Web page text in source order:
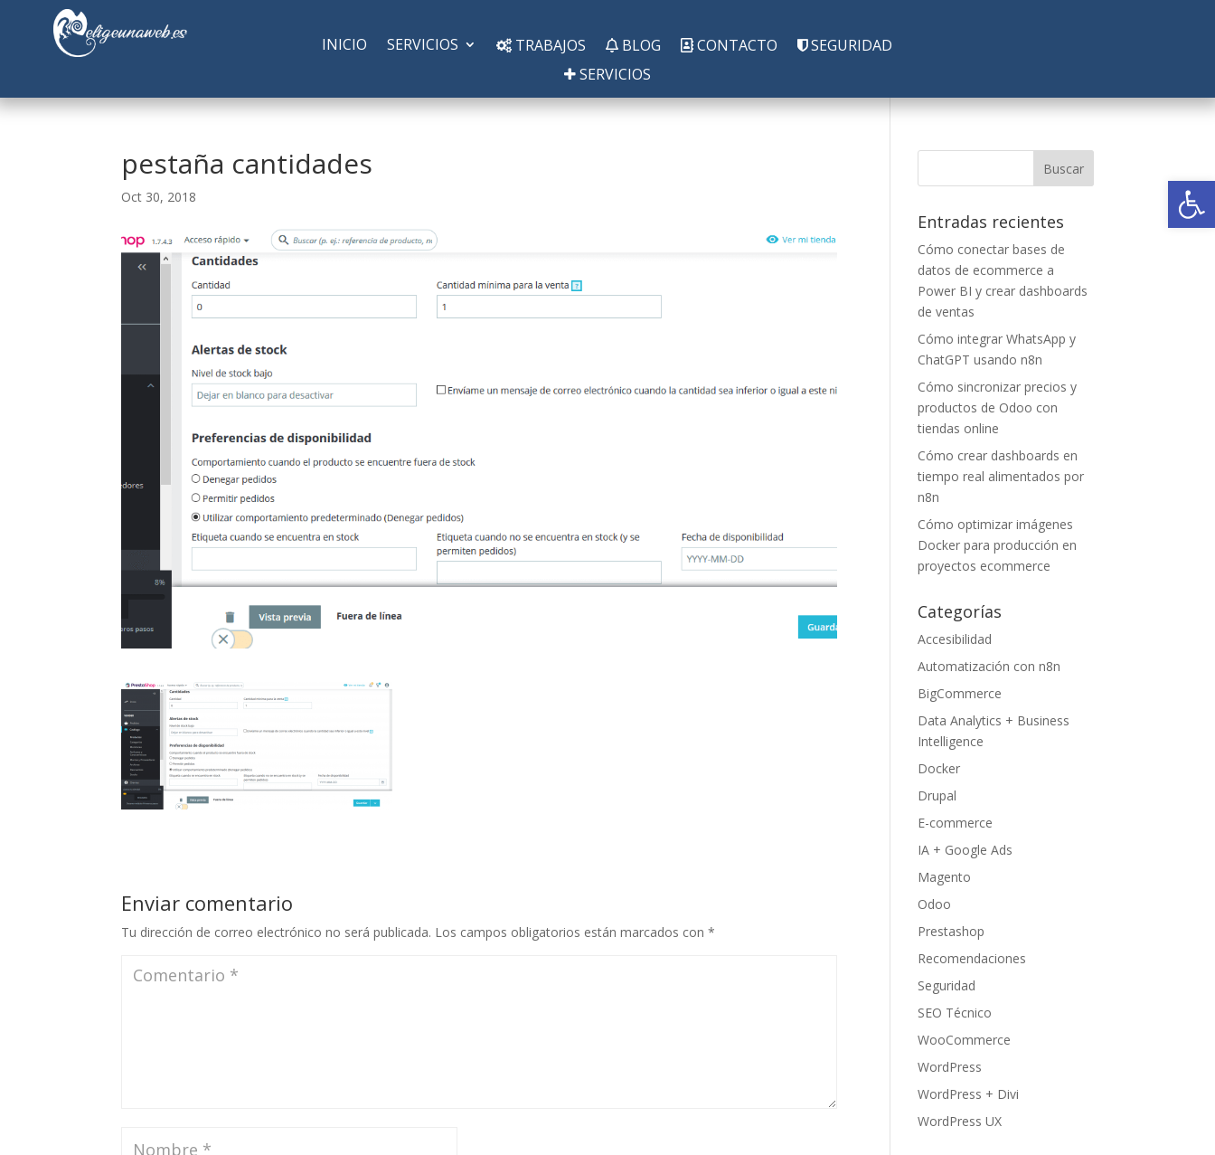
INICIO SERVICIOS TRABAJOS BLOG CONTACTO
SEGURIDAD
SERVICIOS
pestaña cantidades
Oct 30, 2018
Enviar comentario
Tu dirección de correo electrónico no será publicada. Los campos obligatorios están marcados con*
Entradas recientes
Cómo conectar bases de
datos de ecommerce a
Power BI y crear dashboards
de ventas
Cómo integrar WhatsApp y
ChatGPT usando n8n
Cómo sincronizar precios y
productos de Odoo con
tiendas online
Cómo crear dashboards en
tiempo real alimentados por
n8n
Cómo optimizar imágenes
Docker para producción en
proyectos ecommerce
Categorías
Accesibilidad
Automatización con n8n
BigCommerce
Data Analytics + Business
Intelligence
Docker
Drupal
E-commerce
IA + Google Ads
Magento
Odoo
Prestashop
Recomendaciones
Seguridad
SEO Técnico
WooCommerce
WordPress
WordPress + Divi
WordPress UX